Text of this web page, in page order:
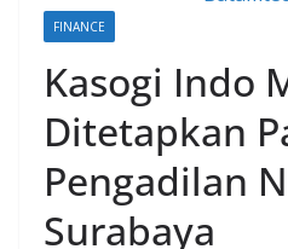
FINANCE
Kasogi Indo
Ditetapkan
Pengadilan
Surabaya